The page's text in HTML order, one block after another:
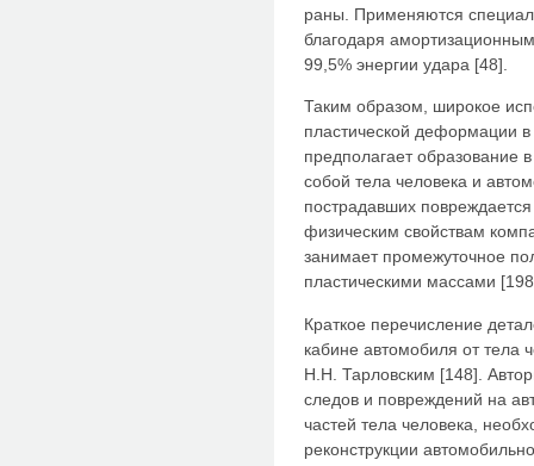
раны. Применяются
благодаря
99,5% энергии удара [48].
Таким образом, широкое
пластической деформации
предполагает образование
собой тела человека и
пострадавших
физическим свойствам
занимает промежуточное
пластическими массами
Краткое перечисление
кабине автомобиля от
Н.Н. Тарловским [148].
следов и повреждений на
частей тела человека,
реконструкции